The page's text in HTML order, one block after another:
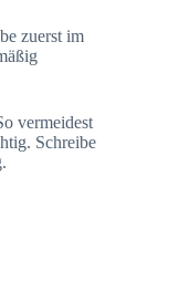
zuerst im
vermeidest
Schreibe